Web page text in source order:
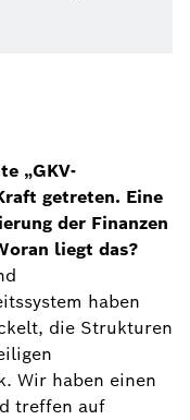
„GKV-
getreten. Eine
der Finanzen
liegt das?
haben
die Strukturen
Wir haben einen
treffen auf